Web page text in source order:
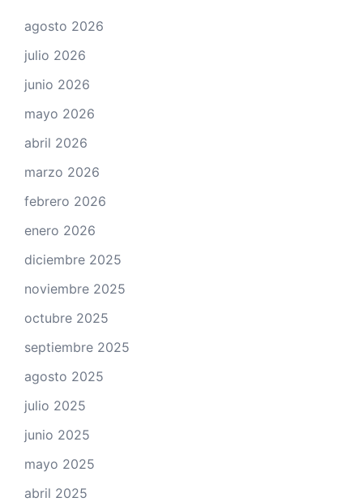
agosto 2026
julio 2026
junio 2026
mayo 2026
abril 2026
marzo 2026
febrero 2026
enero 2026
diciembre 2025
noviembre 2025
octubre 2025
septiembre 2025
agosto 2025
julio 2025
junio 2025
mayo 2025
abril 2025